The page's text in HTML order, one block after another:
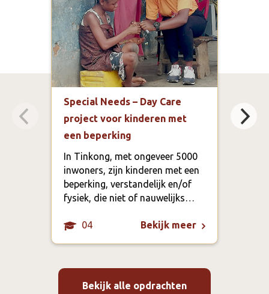
Special Needs – Day Care
project voor kinderen met
een beperking
In Tinkong, met ongeveer 5000
inwoners, zijn kinderen met een
beperking, verstandelijk en/of
fysiek, die niet of nauwelijks…
04 Bekijk meer
Bekijk alle opdrachten